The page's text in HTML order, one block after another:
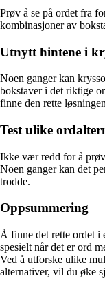
Prøv å se på ordet fra
kombinasjoner av
Utnytt hintene i
Noen ganger kan
bokstaver i det riktige
finne den rette
Test ulike
Ikke vær redd for å
Noen ganger kan det
trodde.
Oppsummering
Å finne det rette ordet i
spesielt når det er ord
Ved å utforske ulike
alternativer, vil du øke